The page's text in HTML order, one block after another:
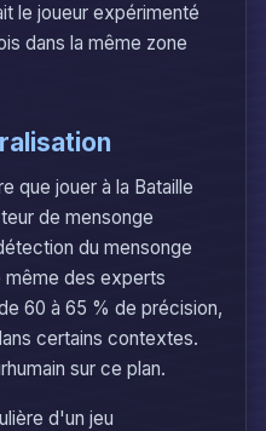
le joueur expérimenté
dans la même zone
que jouer à la Bataille
de mensonge
du mensonge
même des experts
60 à 65 % de précision,
certains contextes.
sur ce plan.
d'un jeu